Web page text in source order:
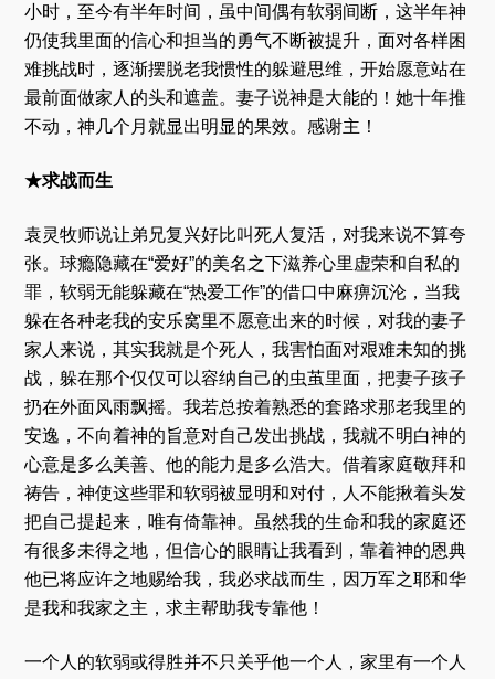
小时，至今有半年时间，虽中间偶有软弱间断，这半年神
仍使我里面的信心和担当的勇气不断被提升，面对各样困
难挑战时，逐渐摆脱老我惯性的躲避思维，开始愿意站在
最前面做家人的头和遮盖。妻子说神是大能的！她十年推
不动，神几个月就显出明显的果效。感谢主！
★求战而生
袁灵牧师说让弟兄复兴好比叫死人复活，对我来说不算夸
张。球瘾隐藏在“爱好”的美名之下滋养心里虚荣和自私的
罪，软弱无能躲藏在“热爱工作”的借口中麻痹沉沦，当我
躲在各种老我的安乐窝里不愿意出来的时候，对我的妻子
家人来说，其实我就是个死人，我害怕面对艰难未知的挑
战，躲在那个仅仅可以容纳自己的虫茧里面，把妻子孩子
扔在外面风雨飘摇。我若总按着熟悉的套路求那老我里的
安逸，不向着神的旨意对自己发出挑战，我就不明白神的
心意是多么美善、他的能力是多么浩大。借着家庭敬拜和
祷告，神使这些罪和软弱被显明和对付，人不能揪着头发
把自己提起来，唯有倚靠神。虽然我的生命和我的家庭还
有很多未得之地，但信心的眼睛让我看到，靠着神的恩典
他已将应许之地赐给我，我必求战而生，因万军之耶和华
是我和我家之主，求主帮助我专靠他！
一个人的软弱或得胜并不只关乎他一个人，家里有一个人